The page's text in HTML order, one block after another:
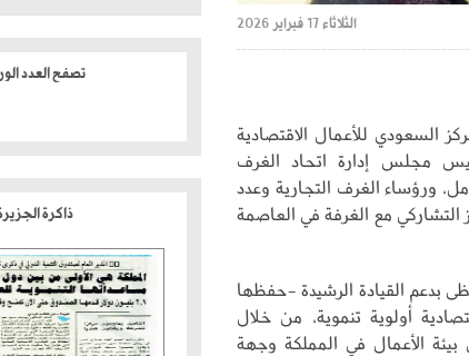
الثلاثاء 17 فبراير 2026
السعودي للأعمال الاقتصادية
مجلس إدارة اتحاد الغرف
ورؤساء الغرف التجارية وعدد
مع الغرفة في العاصمة
بدعم القيادة الرشيدة -حفظها
أولوية تنموية، من خلال
الأعمال في المملكة وجهة
تصفح العدد
ذاكرة